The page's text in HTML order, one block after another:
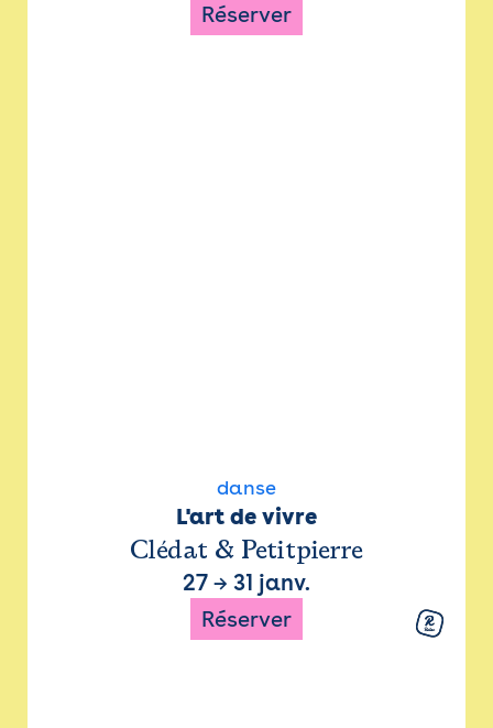
Réserver
danse
L'art de vivre
Clédat & Petitpierre
27 → 31 janv.
Réserver